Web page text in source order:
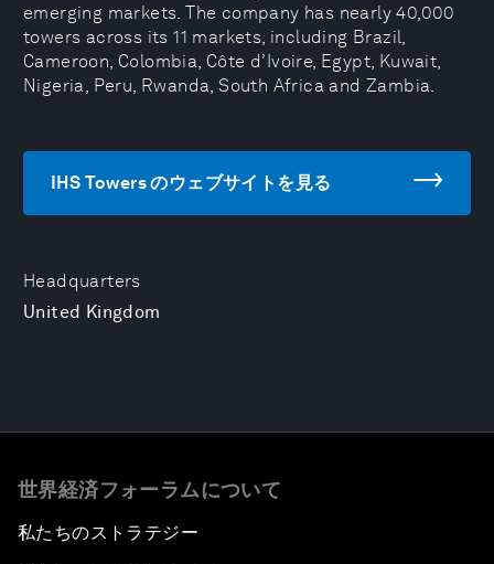
Headquarters
United Kingdom
emerging markets. The company has nearly 40,000
towers across its 11 markets, including Brazil,
Cameroon, Colombia, Côte d’Ivoire, Egypt, Kuwait,
Nigeria, Peru, Rwanda, South Africa and Zambia.
IHS Towers のウェブサイトを見る
世界経済フォーラムについて
私たちのストラテジー